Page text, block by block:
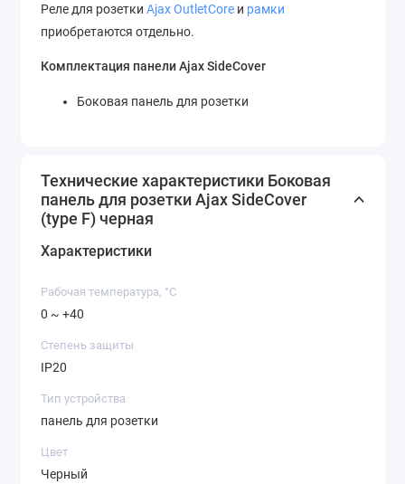
Реле для розетки Ajax OutletCore и рамки
приобретаются отдельно.
Комплектация панели Ajax SideCover
Боковая панель для розетки
Технические характеристики Боковая
панель для розетки Ajax SideCover
(type F) черная
Характеристики
Рабочая температура, °C
0 ~ +40
Степень защиты
IP20
Тип устройства
панель для розетки
Цвет
Черный